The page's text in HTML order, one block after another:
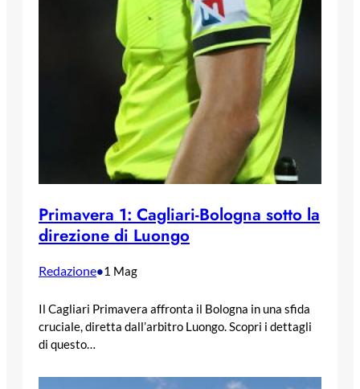
Primavera 1: Cagliari-Bologna sotto la
direzione di Luongo
Redazione•1 Mag
Il Cagliari Primavera affronta il Bologna in una sfida
cruciale, diretta dall’arbitro Luongo. Scopri i dettagli
di questo…